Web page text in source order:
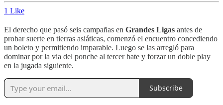
1 Like
El derecho que pasó seis campañas en Grandes Ligas antes de
probar suerte en tierras asiáticas, comenzó el encuentro concediendo
un boleto y permitiendo imparable. Luego se las arregló para
dominar por la via del ponche al tercer bate y forzar un doble play
en la jugada siguiente.
Subscribe